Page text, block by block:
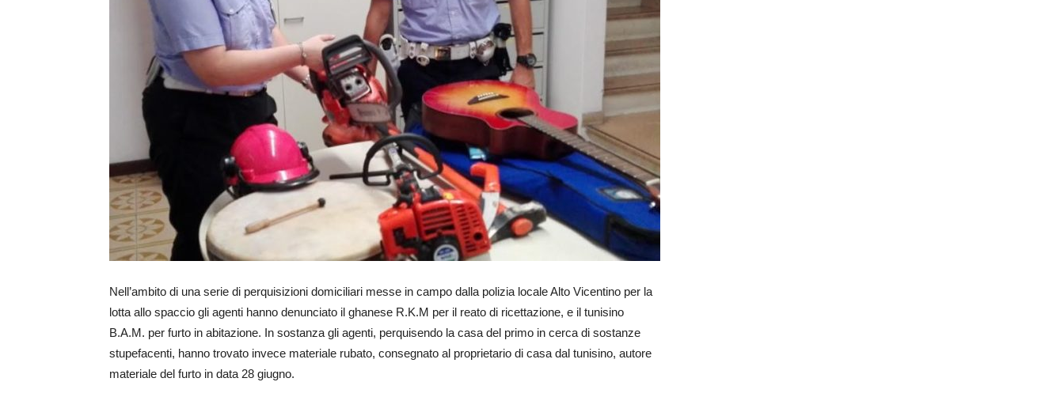
Nell’ambito di una serie di perquisizioni domiciliari messe in campo dalla polizia locale Alto Vicentino per la
lotta allo spaccio gli agenti hanno denunciato il ghanese R.K.M per il reato di ricettazione, e il tunisino
B.A.M. per furto in abitazione. In sostanza gli agenti, perquisendo la casa del primo in cerca di sostanze
stupefacenti, hanno trovato invece materiale rubato, consegnato al proprietario di casa dal tunisino, autore
materiale del furto in data 28 giugno.